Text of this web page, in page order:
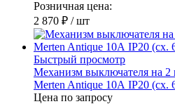
Розничная цена:
2 870 ₽ / шт
Быстрый просмотр
Механизм выключателя на
Merten Antique 10А IP20 (сх.
Цена по запросу